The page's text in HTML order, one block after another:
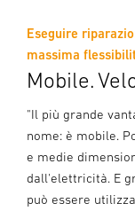
Eseguire
massima
Mobile.
"Il più grande
nome: è mobile.
e medie
dall'elettricità. E
può essere